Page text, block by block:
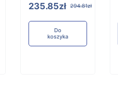
235.85zł 294.81zł
Do
koszyka